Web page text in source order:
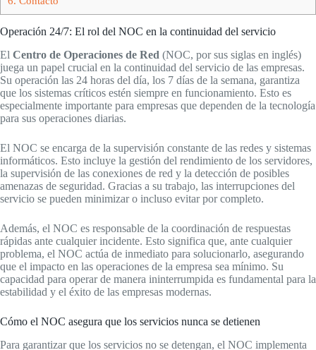
Operación 24/7: El rol del NOC en la continuidad del servicio
El Centro de Operaciones de Red (NOC, por sus siglas en inglés)
juega un papel crucial en la continuidad del servicio de las empresas.
Su operación las 24 horas del día, los 7 días de la semana, garantiza
que los sistemas críticos estén siempre en funcionamiento. Esto es
especialmente importante para empresas que dependen de la tecnología
para sus operaciones diarias.
El NOC se encarga de la supervisión constante de las redes y sistemas
informáticos. Esto incluye la gestión del rendimiento de los servidores,
la supervisión de las conexiones de red y la detección de posibles
amenazas de seguridad. Gracias a su trabajo, las interrupciones del
servicio se pueden minimizar o incluso evitar por completo.
Además, el NOC es responsable de la coordinación de respuestas
rápidas ante cualquier incidente. Esto significa que, ante cualquier
problema, el NOC actúa de inmediato para solucionarlo, asegurando
que el impacto en las operaciones de la empresa sea mínimo. Su
capacidad para operar de manera ininterrumpida es fundamental para la
estabilidad y el éxito de las empresas modernas.
Cómo el NOC asegura que los servicios nunca se detienen
Para garantizar que los servicios no se detengan, el NOC implementa